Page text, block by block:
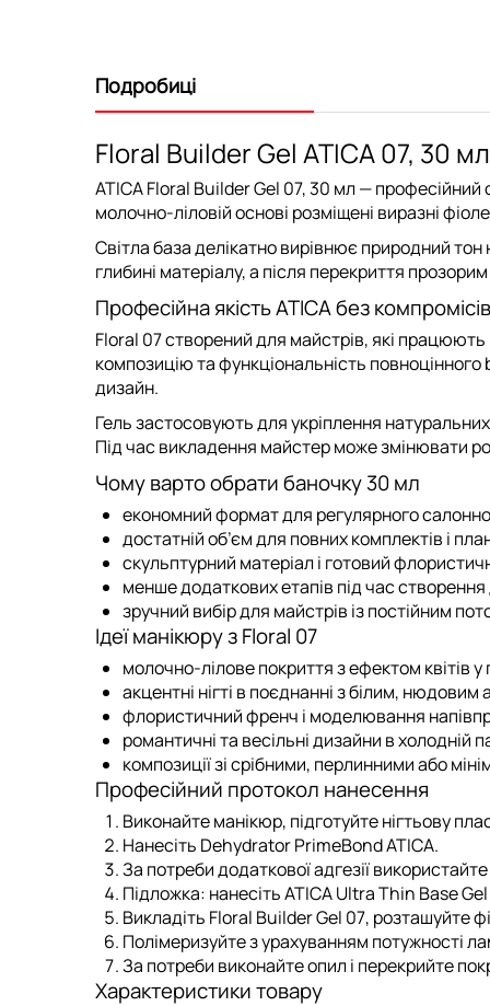
Подробиці
Floral Builder Gel ATICA 07, 30
ATICA Floral Builder Gel 07, 30 мл— професійний
молочно-ліловій основі розміщені виразні
Світла база делікатно вирівнює природний тон
глибині матеріалу, а після перекриття
Професійна якість ATICA без компромісів
Floral 07 створений для майстрів, які
композицію та функціональність
дизайн.
Гель застосовують дляукріплення
Під час викладення майстер може змінювати
Чому варто обрати баночку 30 мл
економний формат для регулярного
достатній об’єм для повних комплектів і
скульптурний матеріал і готовий
менше додаткових етапів під час
зручний вибір для майстрів із постійним
Ідеї манікюру з Floral 07
молочно-лілове покриття з ефектом квітів у
акцентні нігті в поєднанні з білим,
флористичний френч і моделювання
романтичні та весільні дизайни в холодній
композиції зі срібними, перлинними або
Професійний протокол нанесення
Виконайте манікюр, підготуйте нігтьову
Нанесіть Dehydrator PrimeBond ATICA.
За потреби додаткової адгезії використайте
Підложка: нанесітьATICA Ultra Thin Base Gel
Викладіть Floral Builder Gel 07, розташуйте
Полімеризуйте з урахуванням потужності
За потреби виконайте опил і перекрийте
Характеристики товару